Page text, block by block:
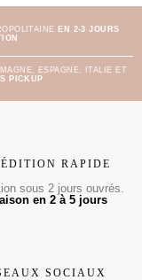
EN 2-3 JOURS
ESPAGNE, ITALIE ET
PICKUP
RAPIDE
sous 2 jours ouvrés.
en 2 à 5 jours
SOCIAUX